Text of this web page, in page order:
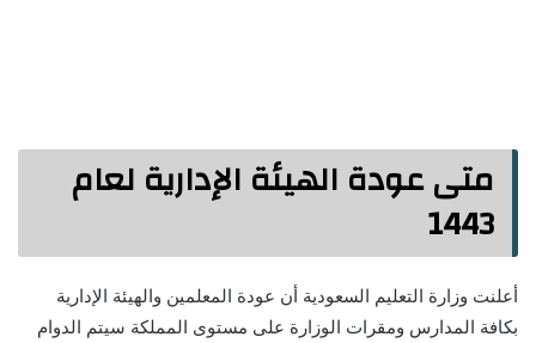
متى عودة الهيئة الإدارية لعام
1443
أعلنت وزارة التعليم السعودية أن عودة المعلمين والهيئة الإدارية
بكافة المدارس ومقرات الوزارة على مستوى المملكة سيتم الدوام